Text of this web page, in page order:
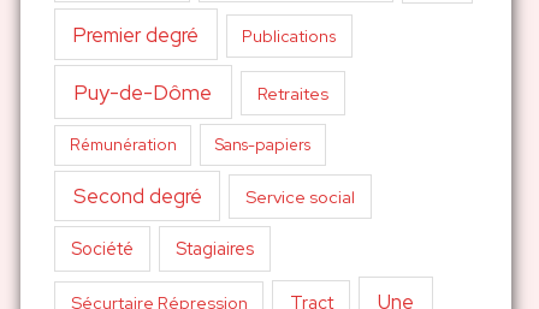
Premier degré Publications
Puy-de-Dôme Retraites
Rémunération Sans-papiers
Second degré Service social
Société Stagiaires
Sécurtaire Répression Tract Une